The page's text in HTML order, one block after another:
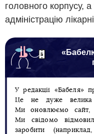
головного корпусу,
адміністрацію
У редакції «Бабеля»
Це не дуже велика
Ми оновлюємо сайт,
Ми свідомо
заробити